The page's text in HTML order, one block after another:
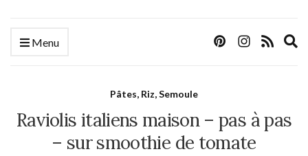
Menu
Pâtes, Riz, Semoule
Raviolis italiens maison – pas à pas
– sur smoothie de tomate